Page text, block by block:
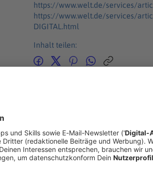
https://www.welt.de/services/
https://www.welt.de/services/
DIGITAL.html
Inhalt teilen:
zu Russlands Schaltzentrale der
Staatsapparates und das